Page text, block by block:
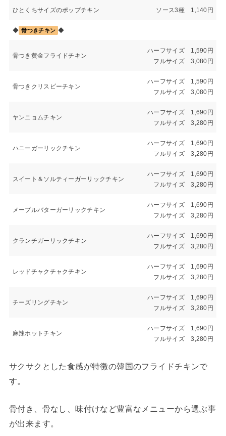
ひとくちサイズのポップチキン ソース3種 1,140円
◆ 骨つきチキン ◆
骨つき黄金フライドチキン
ハーフサイズ 1,590円
フルサイズ 3,080円
骨つきクリスピーチキン
ハーフサイズ 1,590円
フルサイズ 3,080円
ヤンニョムチキン
ハーフサイズ 1,690円
フルサイズ 3,280円
ハニーガーリックチキン
ハーフサイズ 1,690円
フルサイズ 3,280円
スイート＆ソルティーガーリックチキン
ハーフサイズ 1,690円
フルサイズ 3,280円
メープルバターガーリックチキン
ハーフサイズ 1,690円
フルサイズ 3,280円
クランチガーリックチキン
ハーフサイズ 1,690円
フルサイズ 3,280円
レッドチャクチャクチキン
ハーフサイズ 1,690円
フルサイズ 3,280円
チーズリングチキン
ハーフサイズ 1,690円
フルサイズ 3,280円
麻辣ホットチキン
ハーフサイズ 1,690円
フルサイズ 3,280円
サクサクとした食感が特徴の韓国のフライドチキンで
す。
骨付き、骨なし、味付けなど豊富なメニューから選ぶ事
が出来ます。